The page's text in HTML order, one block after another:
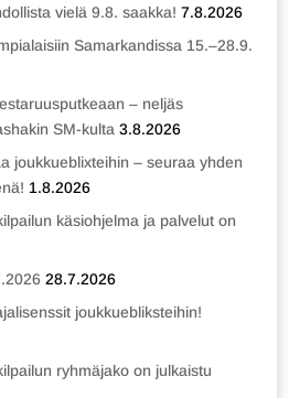
vielä 9.8. saakka! 7.8.2026
Samarkandissa 15.–28.9.
– neljäs
SM-kulta 3.8.2026
joukkueblixteihin – seuraa yhden
1.8.2026
käsiohjelma ja palvelut on
28.7.2026
joukkuebliksteihin!
ryhmäjako on julkaistu